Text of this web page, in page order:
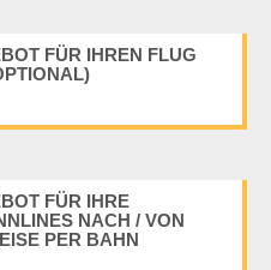
FÜR IHREN FLUG
FÜR IHRE
NACH / VON
PER BAHN